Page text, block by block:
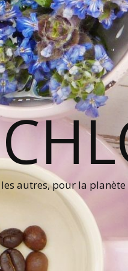
autres, pour la planète